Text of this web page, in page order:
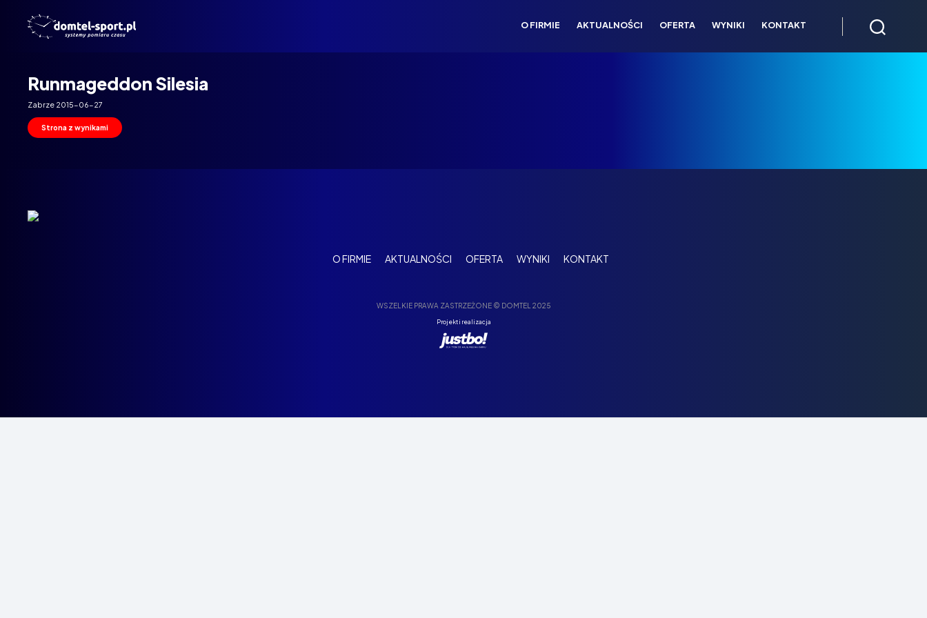
O FIRMIE AKTUALNOŚCI OFERTA WYNIKI KONTAKT
Runmageddon Silesia
Zabrze 2015-06-27
Strona z wynikami
O FIRMIE AKTUALNOŚCI OFERTA WYNIKI KONTAKT
WSZELKIE PRAWA ZASTRZEŻONE © DOMTEL 2025
Projekt i realizacja